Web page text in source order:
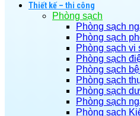
Thiết kế – thi công
Phòng sạch
Phòng sạch
Phòng sạch
Phòng sạch vi
Phòng sạch
Phòng sạch
Phòng sạch
Phòng sạch
Phòng sạch
Phòng sạch